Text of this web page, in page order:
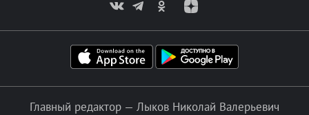
Главный редактор — Лыков Николай Валерьевич